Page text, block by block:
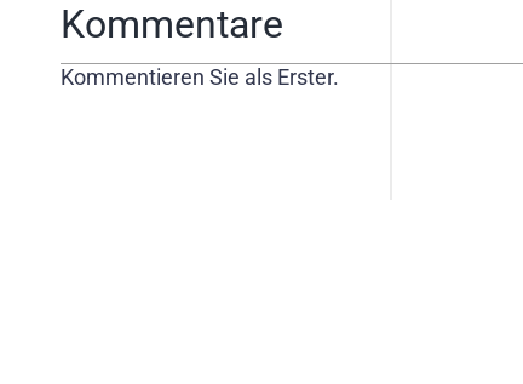
Kommentare
Kommentieren Sie als Erster.